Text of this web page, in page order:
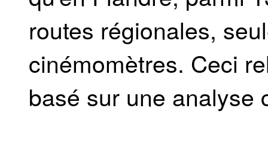
routes régionales,
cinémomètres. Ceci
basé sur une analyse